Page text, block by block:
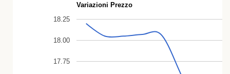
Variazioni Prezzo
17.75
18.00
18.25